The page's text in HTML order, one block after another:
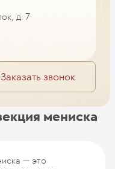
д. 7
Заказать звонок
мениска
— это